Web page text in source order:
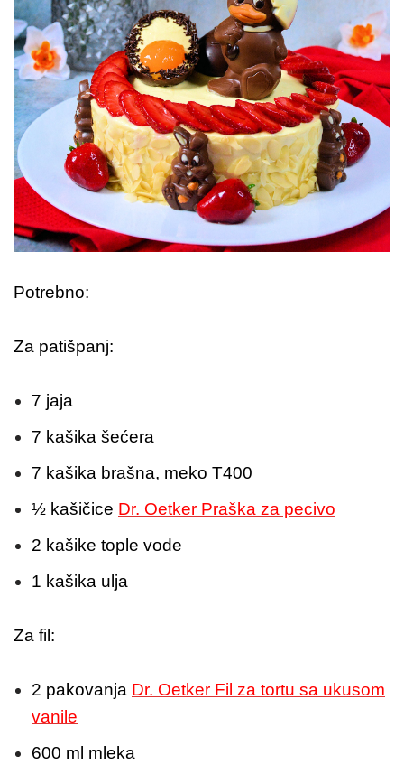
Potrebno:
Za patišpanj:
7 jaja
7 kašika šećera
7 kašika brašna, meko T400
½ kašičice Dr. Oetker Praška za pecivo
2 kašike tople vode
1 kašika ulja
Za fil:
2 pakovanja Dr. Oetker Fil za tortu sa ukusom
vanile
600 ml mleka